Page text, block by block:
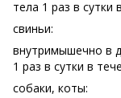
тела 1 раз в сутки
свиньи:
внутримышечно в
1 раз в сутки в
собаки, коты: